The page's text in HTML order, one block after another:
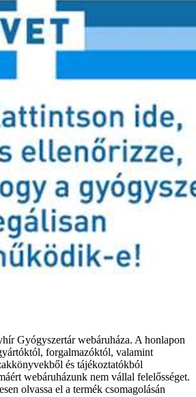
Gyógyszertár webáruháza. A honlapon
forgalmazóktól, valamint
és tájékoztatókból
webáruházunk nem vállal felelősséget.
olvassa el a termék csomagolásán